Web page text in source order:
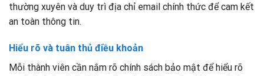
thường xuyên và duy trì địa chỉ email chính thức để cam kết
an toàn thông tin.
Hiểu rõ và tuân thủ điều khoản
Mỗi thành viên cần nắm rõ chính sách bảo mật để hiểu rõ